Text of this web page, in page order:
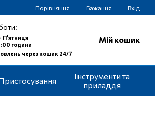
Порівняння Бажання Вхід
П'ятниця
години
через кошик 24/7
Мій кошик
Інструменти та
приладдя